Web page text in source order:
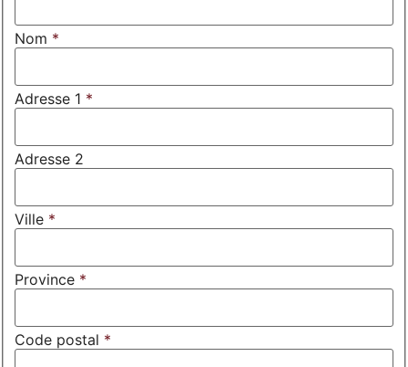
Nom *
Adresse 1 *
Adresse 2
Ville *
Province *
Code postal *